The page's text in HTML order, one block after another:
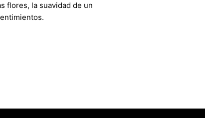
flores, la suavidad de un